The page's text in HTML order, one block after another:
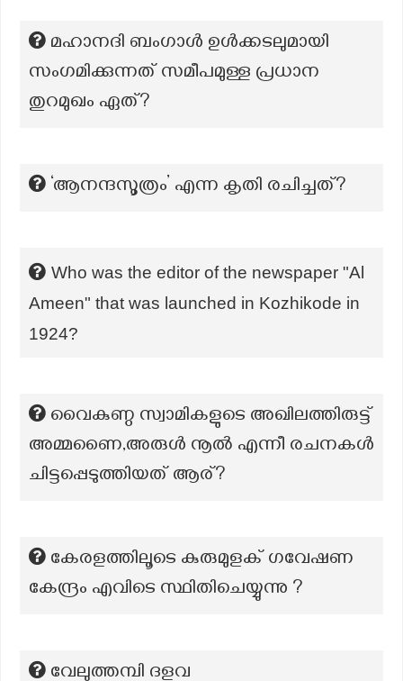
മഹാനദി ബംഗാൾ ഉൾക്കടലുമായി
സംഗമിക്കുന്നത് സമീപമുള്ള പ്രധാന
തുറമുഖം ഏത്?
‘ആനന്ദസൂത്രം’ എന്ന കൃതി രചിച്ചത്?
Who was the editor of the newspaper "Al
Ameen" that was launched in Kozhikode in
1924?
വൈകുണ്ഠ സ്വാമികളുടെ അഖിലത്തിരുട്ട്
അമ്മണൈ,അരുൾ നൂൽ എന്നീ രചനകൾ
ചിട്ടപ്പെടുത്തിയത് ആര്?
കേരളത്തിലൂടെ കുരുമുളക് ഗവേഷണ
കേന്ദ്രം എവിടെ സ്ഥിതിചെയ്യുന്നു ?
വേലുത്തമ്പി ദളവ